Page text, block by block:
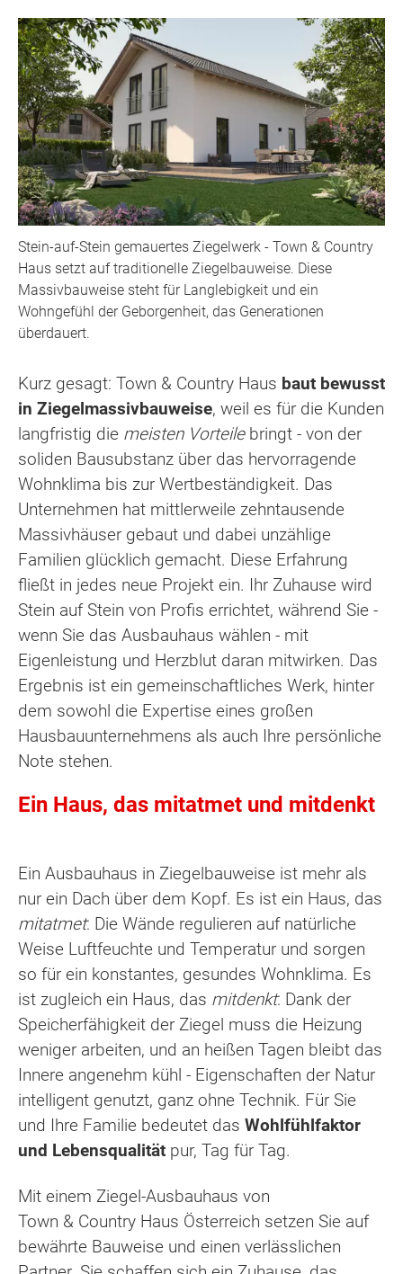
Stein-auf-Stein gemauertes Ziegelwerk - Town & Country
Haus setzt auf traditionelle Ziegelbauweise. Diese
Massivbauweise steht für Langlebigkeit und ein
Wohngefühl der Geborgenheit, das Generationen
überdauert.
Kurz gesagt: Town & Country Haus baut bewusst
in Ziegelmassivbauweise, weil es für die Kunden
langfristig die meisten Vorteilebringt - von der
soliden Bausubstanz über das hervorragende
Wohnklima bis zur Wertbeständigkeit. Das
Unternehmen hat mittlerweile zehntausende
Massivhäuser gebaut und dabei unzählige
Familien glücklich gemacht. Diese Erfahrung
fließt in jedes neue Projekt ein. Ihr Zuhause wird
Stein auf Stein von Profis errichtet, während Sie -
wenn Sie das Ausbauhaus wählen - mit
Eigenleistung und Herzblut daran mitwirken. Das
Ergebnis ist ein gemeinschaftliches Werk, hinter
dem sowohl die Expertise eines großen
Hausbauunternehmens als auch Ihre persönliche
Note stehen.
Ein Haus, das mitatmet und mitdenkt
Ein Ausbauhaus in Ziegelbauweise ist mehr als
nur ein Dach über dem Kopf. Es ist ein Haus, das
mitatmet: Die Wände regulieren auf natürliche
Weise Luftfeuchte und Temperatur und sorgen
so für ein konstantes, gesundes Wohnklima. Es
ist zugleich ein Haus, das mitdenkt: Dank der
Speicherfähigkeit der Ziegel muss die Heizung
weniger arbeiten, und an heißen Tagen bleibt das
Innere angenehm kühl - Eigenschaften der Natur
intelligent genutzt, ganz ohne Technik. Für Sie
und Ihre Familie bedeutet das Wohlfühlfaktor
und Lebensqualität pur, Tag für Tag.
Mit einem Ziegel-Ausbauhaus von
Town & Country Haus Österreich setzen Sie auf
bewährte Bauweise und einen verlässlichen